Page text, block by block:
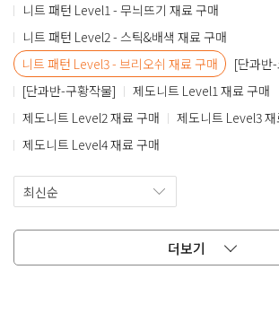
니트 패턴 Level1 - 무늬뜨기 재료 구매
니트 패턴 Level2 - 스틱&배색 재료 구매
니트 패턴 Level3 - 브리오쉬 재료 구매
[단과반
[단과반-구황작물]
제도니트 Level1 재료 구매
제도니트 Level2 재료 구매
제도니트 Level3 재
제도니트 Level4 재료 구매
더보기